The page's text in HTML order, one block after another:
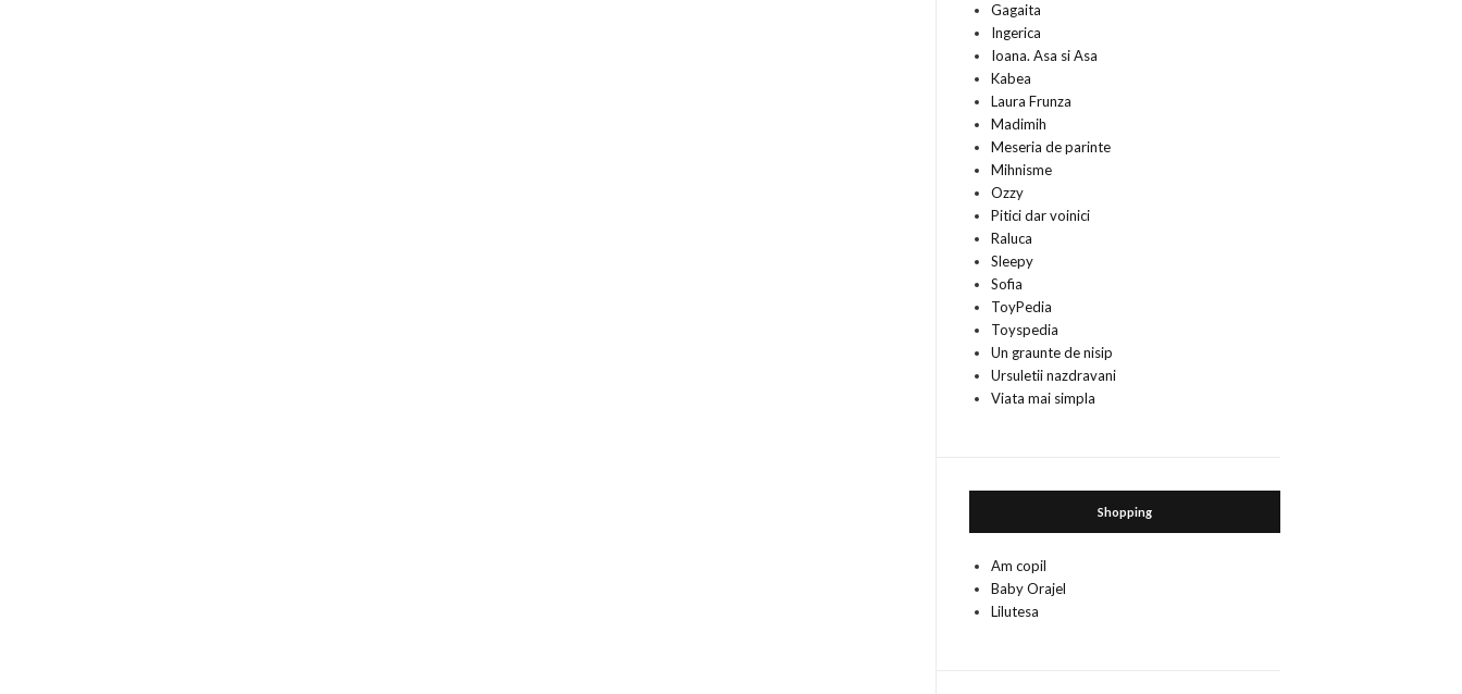
Gagaita
Ingerica
Ioana. Asa si Asa
Kabea
Laura Frunza
Madimih
Meseria de parinte
Mihnisme
Ozzy
Pitici dar voinici
Raluca
Sleepy
Sofia
ToyPedia
Toyspedia
Un graunte de nisip
Ursuletii nazdravani
Viata mai simpla
Shopping
Am copil
Baby Orajel
Lilutesa